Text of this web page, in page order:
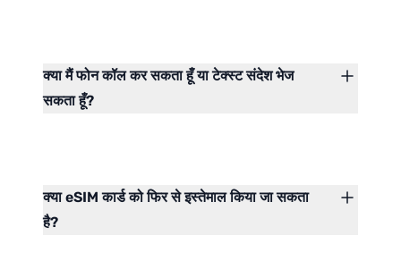
क्या मैं फोन कॉल कर सकता हूँ या टेक्स्ट संदेश भेज
सकता हूँ?
क्या eSIM कार्ड को फिर से इस्तेमाल किया जा सकता
है?